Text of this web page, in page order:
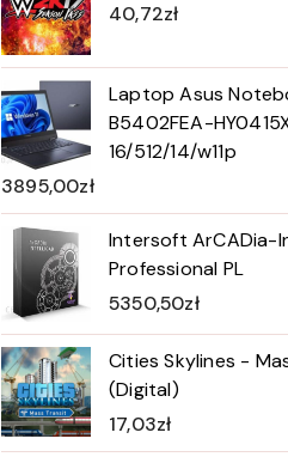
40,72zł
Laptop Asus
B5402FEA-
16/512/14/w11p
3895,00zł
Intersoft ArCADia-
Professional PL
5350,50zł
Cities Skylines -
(Digital)
17,03zł